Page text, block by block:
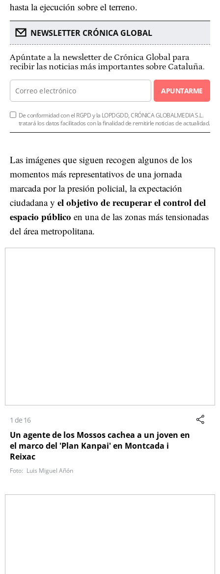
hasta la ejecución sobre el terreno.
NEWSLETTER CRÓNICA GLOBAL
Apúntate a la newsletter de Crónica Global para
recibir las noticias más importantes sobre Cataluña.
APUNTARME
De conformidad con el RGPD y la LOPDGDD, CRÓNICA GLOBALMEDIA S.L.
tratará los datos facilitados con la finalidad de remitirle noticias de actualidad.
Las imágenes que siguen recogen algunos de los
momentos más representativos de una jornada
marcada por la presión policial, la expectación
ciudadana y el objetivo de recuperar el control del
espacio público en una de las zonas más tensionadas
del área metropolitana.
1 de 16
Un agente de los Mossos cachea a un joven en
el marco del 'Plan Kanpai' en Montcada i
Reixac
Luis Miguel Añón